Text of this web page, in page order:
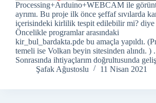
Processing+Arduino+WEBCAM ile
ayrımı. Bu proje ilk önce şeffaf sıvılarda
içerisindeki kirlilik tespit edilebilir mi? diye
Öncelikle programlar arasındaki
kir_bul_bardakta.pde bu amaçla yapıldı.
temeli ise Volkan beyin sitesinden alındı. ) .
Sonrasında ihtiyaçlarım doğrultusunda
Şafak Ağustoslu
11 Nisan 2021